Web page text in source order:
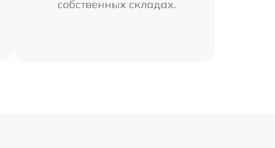
собственных складах.